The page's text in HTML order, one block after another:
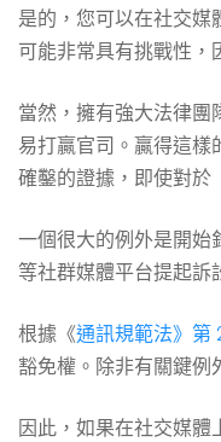
是的，您可以在社交媒
可能非常具有挑戰性，
當然，擁有強大法律團
易打贏官司。贏得這樣
確鑿的證據，即使對於
一個很大的例外是開始
等社群媒體平台提起訴
根據《通訊規範法》第
豁免權。除非有關鍵例
因此，如果在社交媒體